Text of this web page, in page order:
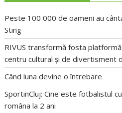
Peste 100 000 de oameni au
Sting
RIVUS transformă fosta
centru cultural și de divertisment
Când luna devine o întrebare
SportinCluj: Cine este fotbalistul
româna la 2 ani